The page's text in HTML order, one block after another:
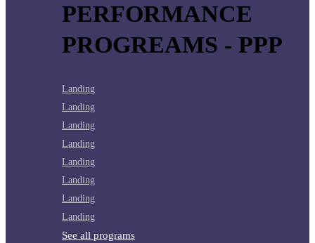
PERFORMANCE
PROGREAMS - PPP
Landing
Landing
Landing
Landing
Landing
Landing
Landing
Landing
See all programs